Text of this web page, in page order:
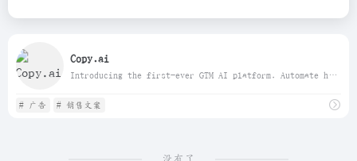
Copy.ai
Introducing the first-ever GTM AI platform. Automate hundreds of tedious, repetitive tasks and empower your team to scale success like never before.
# 广告 # 销售文案